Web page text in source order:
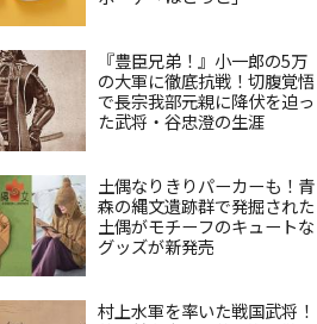
『豊臣兄弟！』小一郎の5万
の大軍に徹底抗戦！切腹覚悟
で長宗我部元親に降伏を迫っ
た武将・谷忠澄の生涯
土偶なりきりパーカーも！青
森の縄文遺跡群で発掘された
土偶がモチーフのキュートな
グッズが新発売
村上水軍を率いた戦国武将！